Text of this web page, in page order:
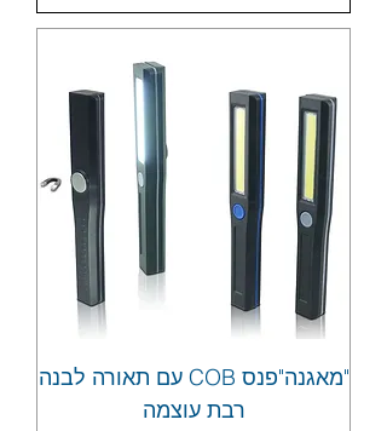
"מאגנה"פנס COB עם תאורה לבנה
רבת עוצמה